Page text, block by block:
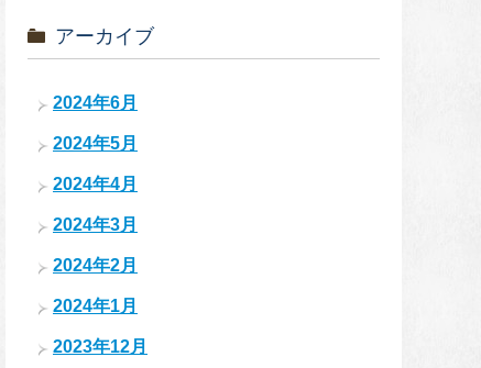
アーカイブ
2024年6月
2024年5月
2024年4月
2024年3月
2024年2月
2024年1月
2023年12月